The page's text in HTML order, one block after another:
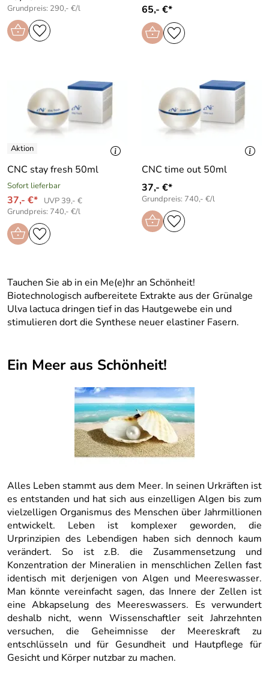
Grundpreis: 290,- €/l 65,- €*
CNC stay fresh 50ml
Sofort lieferbar
37,- €*
UVP 39,- €
Grundpreis: 740,- €/l
CNC time out 50ml
37,- €*
Grundpreis: 740,- €/l
Tauchen Sie ab in ein Me(e)hr an Schönheit!
Biotechnologisch aufbereitete Extrakte aus der Grünalge
Ulva lactuca dringen tief in das Hautgewebe ein und
stimulieren dort die Synthese neuer elastiner Fasern.
Ein Meer aus Schönheit!
Alles Leben stammt aus dem Meer. In seinen Urkräften ist
es entstanden und hat sich aus einzelligen Algen bis zum
vielzelligen Organismus des Menschen über Jahrmillionen
entwickelt. Leben ist komplexer geworden, die
Urprinzipien des Lebendigen haben sich dennoch kaum
verändert. So ist z.B. die Zusammensetzung und
Konzentration der Mineralien in menschlichen Zellen fast
identisch mit derjenigen von Algen und Meereswasser.
Man könnte vereinfacht sagen, das Innere der Zellen ist
eine Abkapselung des Meereswassers. Es verwundert
deshalb nicht, wenn Wissenschaftler seit Jahrzehnten
versuchen, die Geheimnisse der Meereskraft zu
entschlüsseln und für Gesundheit und Hautpflege für
Gesicht und Körper nutzbar zu machen.